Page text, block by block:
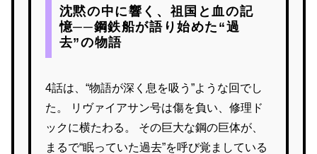
沈黙の中に響く、祖国と血の記
憶──鋼鉄船が語り始めた“過
去”の物語
4話は、“物語が深く息を吸う”ような回でし
た。 リヴァイアサン号は傷を負い、修理ド
ックに横たわる。 その巨大な鋼の巨体が、
まるで“眠っていた過去”を呼び覚ましている